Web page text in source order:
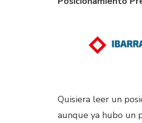
Quisiera leer un
aunque ya hubo un